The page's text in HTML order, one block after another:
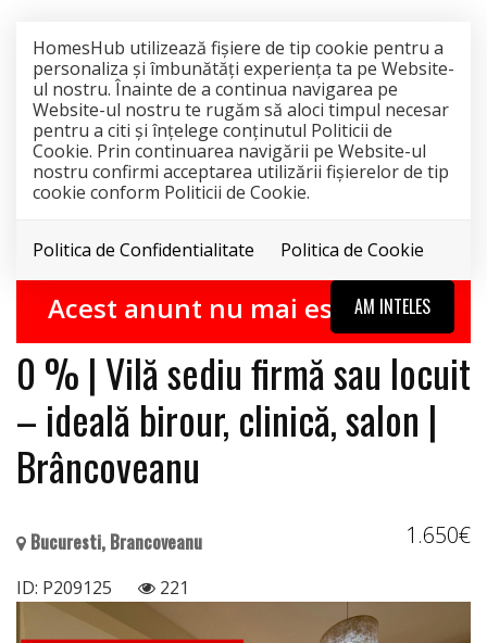
HomesHub utilizează fişiere de tip cookie pentru a
personaliza și îmbunătăți experiența ta pe Website-
ul nostru. Înainte de a continua navigarea pe
Website-ul nostru te rugăm să aloci timpul necesar
pentru a citi și înțelege conținutul Politicii de
Cookie. Prin continuarea navigării pe Website-ul
nostru confirmi acceptarea utilizării fişierelor de tip
cookie conform Politicii de Cookie.
Politica de Confidentialitate Politica de Cookie
AM INTELES
Acest anunt nu mai este activ !
0 % | Vilă sediu firmă sau locuit
– ideală birour, clinică, salon |
Brâncoveanu
Bucuresti, Brancoveanu 1.650€
ID: P209125 221